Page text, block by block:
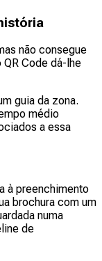
não consegue
Code dá-lhe
guia da zona.
médio
a essa
à preenchimento
brochura com um
numa
de